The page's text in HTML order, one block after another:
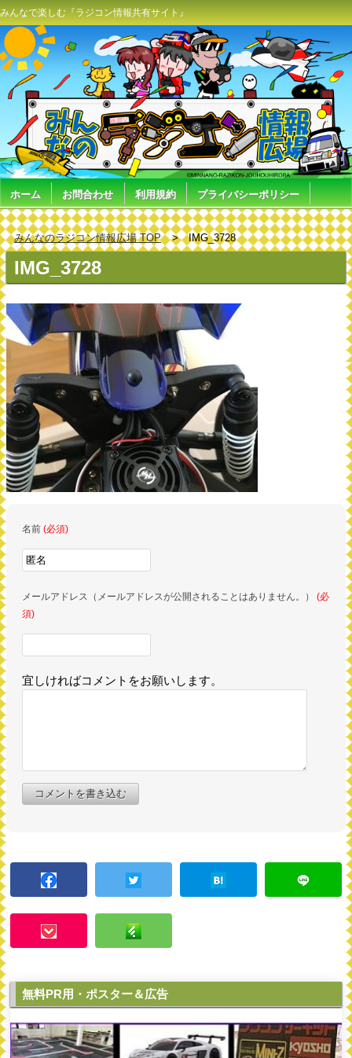
みんなで楽しむ『ラジコン情報共有サイト』
ホーム お問合わせ 利用規約 プライバシーポリシー
みんなのラジコン情報広場 TOP IMG_3728
IMG_3728
名前 (必須)
メールアドレス（メールアドレスが公開されることはありません。） (必
須)
宜しければコメントをお願いします。
コメントを書き込む
無料PR用・ポスター＆広告